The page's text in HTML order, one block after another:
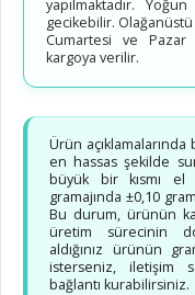
yapılmaktadır.
gecikebilir.
Cumartesi ve
kargoya verilir.
Ürün
en hassas şekilde
büyük bir kısmı el
gramajında ±0,10
Bu durum, ürünün
üretim sürecinin
aldığınız ürünün
isterseniz, iletişim
bağlantı kurabilirsiniz.